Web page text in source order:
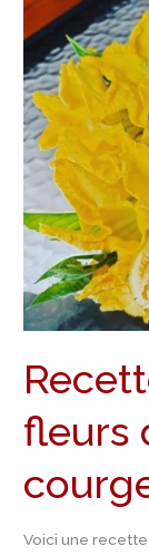
fleurs
Voici une
Beignets
fleurs
de
courges
ou
courgettes